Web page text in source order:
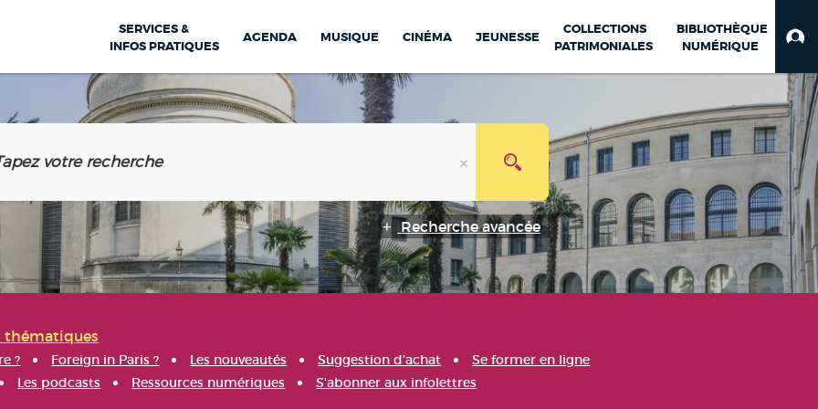
SERVICES &
INFOS PRATIQUES
AGENDA MUSIQUE CINÉMA JEUNESSE
COLLECTIONS
PATRIMONIALES
BIBLIOTHÈQUE
NUMÉRIQUE
Recherche avancée
thématiques
? Foreign in Paris ? Les nouveautés Suggestion d'achat
Se former en ligne
Les podcasts Ressources numériques S'abonner aux infolettres